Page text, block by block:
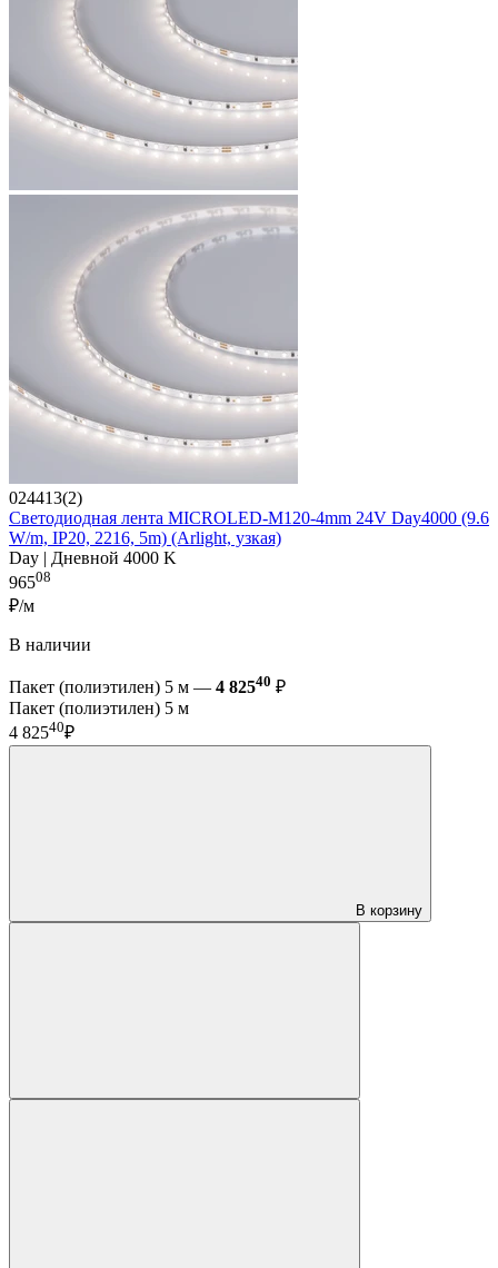
024413(2)
Светодиодная лента MICROLED-M120-4mm 24V Day4000 (9.6
W/m, IP20, 2216, 5m) (Arlight, узкая)
Day | Дневной 4000 K
96508
₽/м
В наличии
Пакет (полиэтилен) 5 м — 4 82540 ₽
Пакет (полиэтилен) 5 м
4 82540₽
В корзину